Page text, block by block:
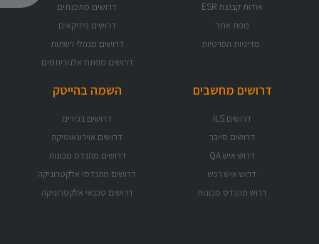
אודות קבוצת ESR
מפת אתר
מדיניות הפרטיות
דרושים מתכנתים
דרושים פיזיקאים
דרושים מנהלי רשתות
דרושים מפתח אלגוריתמים
דרושים מחשבים
דרושים ILS
דרושים סייבר
דרוש איש QA
דרוש איש רכש
דרוש מהנדס מכונות
השמה בהייטק
דרושים בכירים
דרושים אוירונאוטיקה
דרושים מהנדס מכונות
דרושים מהנדסי אלקטרוניקה
דרושים טכנאי אלקטרוניקה